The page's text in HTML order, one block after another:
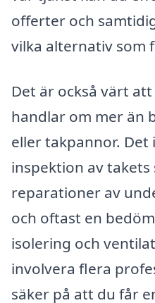
offerter och
vilka alternativ som
Det är också värt
handlar om mer än
eller takpannor. Det
inspektion av takets
reparationer av
och oftast en
isolering och
involvera flera
säker på att du får